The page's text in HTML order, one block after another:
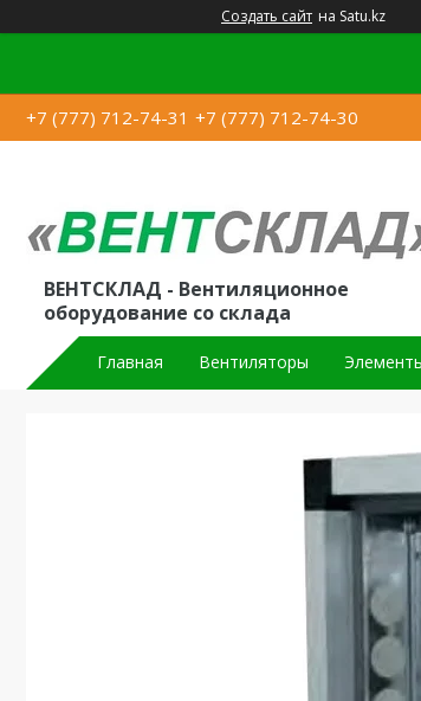
Создать сайт на Satu.kz
+7 (777) 712-74-31 +7 (777) 712-74-30
ВЕНТСКЛАД - Вентиляционное
оборудование со склада
Главная Вентиляторы